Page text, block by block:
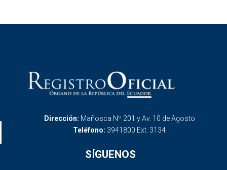
Dirección: Mañosca Nº 201 y Av. 10 de Agosto
Teléfono: 3941800 Ext. 3134
SÍGUENOS